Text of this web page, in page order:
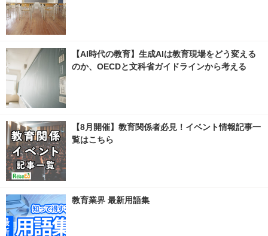
【AI時代の教育】生成AIは教育現場をどう変える
のか、OECDと文科省ガイドラインから考える
【8月開催】教育関係者必見！イベント情報記事一
覧はこちら
教育業界 最新用語集